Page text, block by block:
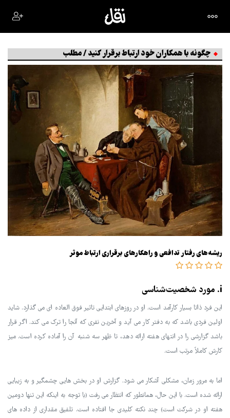
چگونه با همکاران خود ارتباط برقرار کنید / مطلب
ریشه‌های رفتار تدافعی و راهکارهای برقراری ارتباط موثر
i. مورد شخصیت‌شناسی
این فرد ذاتا بسیار کارآمد است. او در روزهای ابتدایی تاثیر فوق العاده ای می گذارد. شاید
اولین فردی باشد که به دفتر کار می آید و آخرین نفری که آنجا را ترک می کند. اگر قرار
باشد گزارشی را در انتهای هفته ارائه دهد، تا ظهر سه شنبه آن را آماده کرده است. میز
کارش کاملاً مرتب است.
اما به مرور زمان، مشکلی آشکار می شود. گزارش او در بخش هایی چشمگیر و به زیبایی
ارائه شده است. با این حال، همانطور که انتظار می رفت (با توجه به اینکه این تنها دومین
هفته او در شرکت است) چند نکته کلیدی جا افتاده است. تلفیق مقداری از داده های